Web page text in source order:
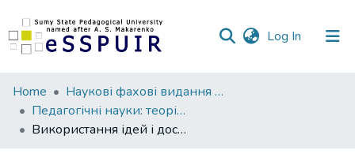
Log In (current)
Communities
&
Collections
Home
Наукові фахові видання СумДПУ
Педагогічні науки: теорія, історія, інноваційні технології
Використання ідей і досвіду А. С. Макаренка в соціально-педагогічній діяльності загальноосвітніх закладів України в другій половині ХХ століття